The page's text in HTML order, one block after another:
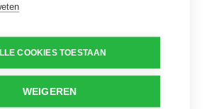
set O-ringen voor filterpomp
COOKIES TOESTAAN
WEIGEREN